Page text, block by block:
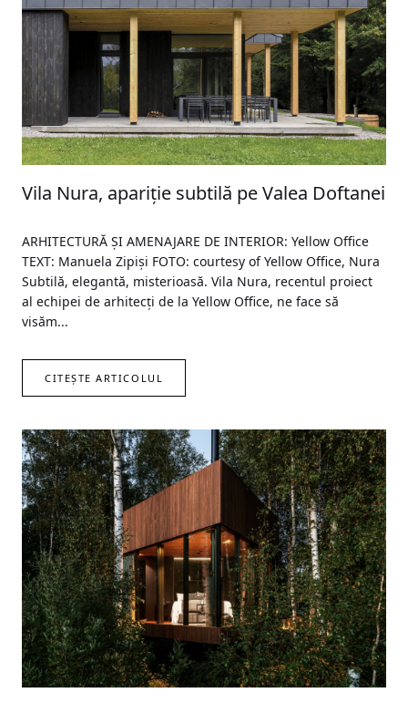
Vila Nura, apariție subtilă pe Valea Doftanei
ARHITECTURĂ ȘI AMENAJARE DE INTERIOR: Yellow Office
TEXT: Manuela Zipiși FOTO: courtesy of Yellow Office, Nura
Subtilă, elegantă, misterioasă. Vila Nura, recentul proiect
al echipei de arhitecți de la Yellow Office, ne face să
visăm...
CITEȘTE ARTICOLUL